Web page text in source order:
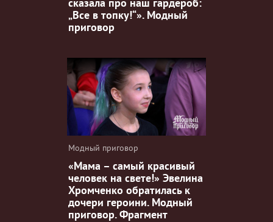
„Все в топку!“». Модный
приговор
Модный приговор
«Мама – самый красивый
человек на свете!» Эвелина
Хромченко обратилась к
дочери героини. Модный
приговор. Фрагмент